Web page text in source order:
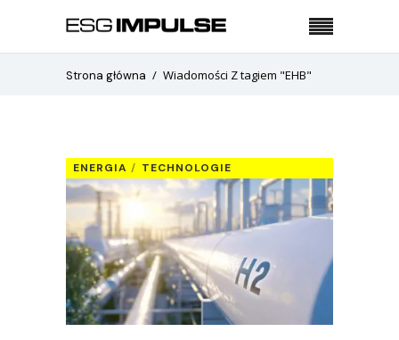
Strona główna Wiadomości Z tagiem "EHB"
ENERGIA TECHNOLOGIE